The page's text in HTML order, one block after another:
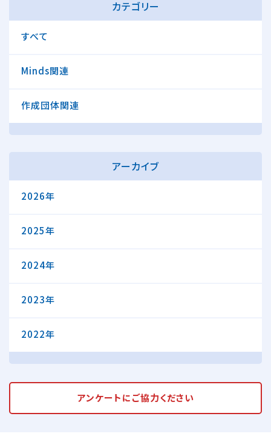
カテゴリー
すべて
Minds関連
作成団体関連
アーカイブ
2026年
2025年
2024年
2023年
2022年
アンケートにご協力ください